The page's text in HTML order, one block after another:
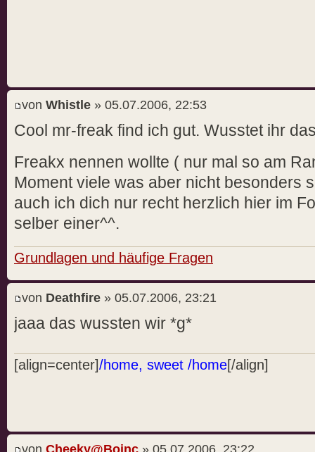
von Whistle » 05.07.2006, 22:53
Cool mr-freak find ich gut. Wusstet ihr
Freakx nennen wollte ( nur mal so am
Moment viele was aber nicht besonders
auch ich dich nur recht herzlich hier im
selber einer^^.
Grundlagen und häufige Fragen
von Deathfire » 05.07.2006, 23:21
jaaa das wussten wir *g*
[align=center]/home, sweet /home[/align]